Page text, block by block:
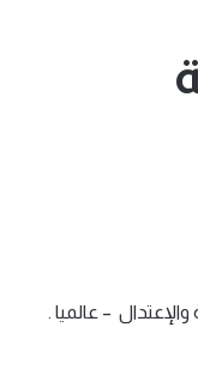
– عالميا .